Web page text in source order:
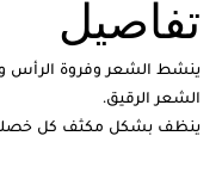
تفاصيل
ينشط الشعر وفروة
الشعر الرقيق.
ينظف بشكل مكثف كل